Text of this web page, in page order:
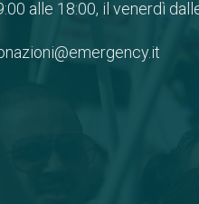
alle 18:00, il venerdì